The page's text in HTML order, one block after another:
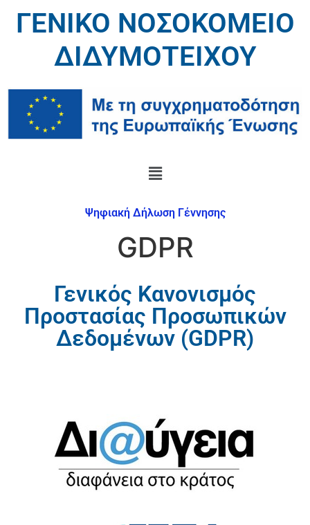
ΓΕΝΙΚΟ ΝΟΣΟΚΟΜΕΙΟ
ΔΙΔΥΜΟΤΕΙΧΟΥ
Ψηφιακή Δήλωση Γέννησης
GDPR
Γενικός Κανονισμός
Προστασίας Προσωπικών
Δεδομένων (GDPR)